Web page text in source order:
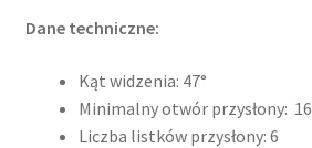
Dane techniczne:
Kąt widzenia: 47°
Minimalny otwór przysłony: 16
Liczba listków przysłony: 6